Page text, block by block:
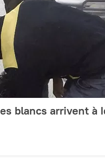
blancs arrivent à